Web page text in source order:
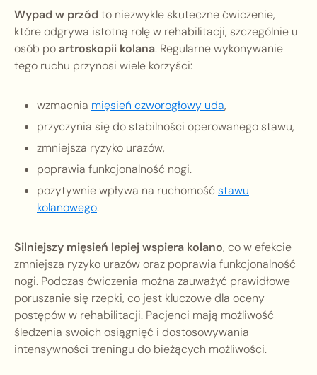
Wypad w przódto niezwykle skuteczne ćwiczenie,
które odgrywa istotną rolę w rehabilitacji, szczególnie u
osób poartroskopii kolana. Regularne wykonywanie
tego ruchu przynosi wiele korzyści:
wzmacnia mięsień czworogłowy uda,
przyczynia się do stabilności operowanego stawu,
zmniejsza ryzyko urazów,
poprawia funkcjonalność nogi.
pozytywnie wpływa na ruchomość stawu
kolanowego.
Silniejszy mięsień lepiej wspiera kolano, co w efekcie
zmniejsza ryzyko urazów oraz poprawia funkcjonalność
nogi. Podczas ćwiczenia można zauważyć prawidłowe
poruszanie się rzepki, co jest kluczowe dla oceny
postępów w rehabilitacji. Pacjenci mają możliwość
śledzenia swoich osiągnięć i dostosowywania
intensywności treningu do bieżących możliwości.